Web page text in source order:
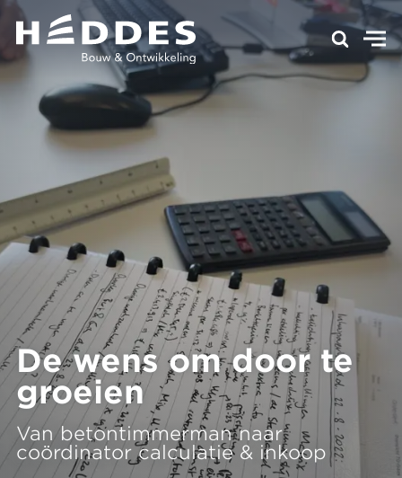
De wens om door te
groeien
Van betontimmerman naar
coördinator calculatie & inkoop